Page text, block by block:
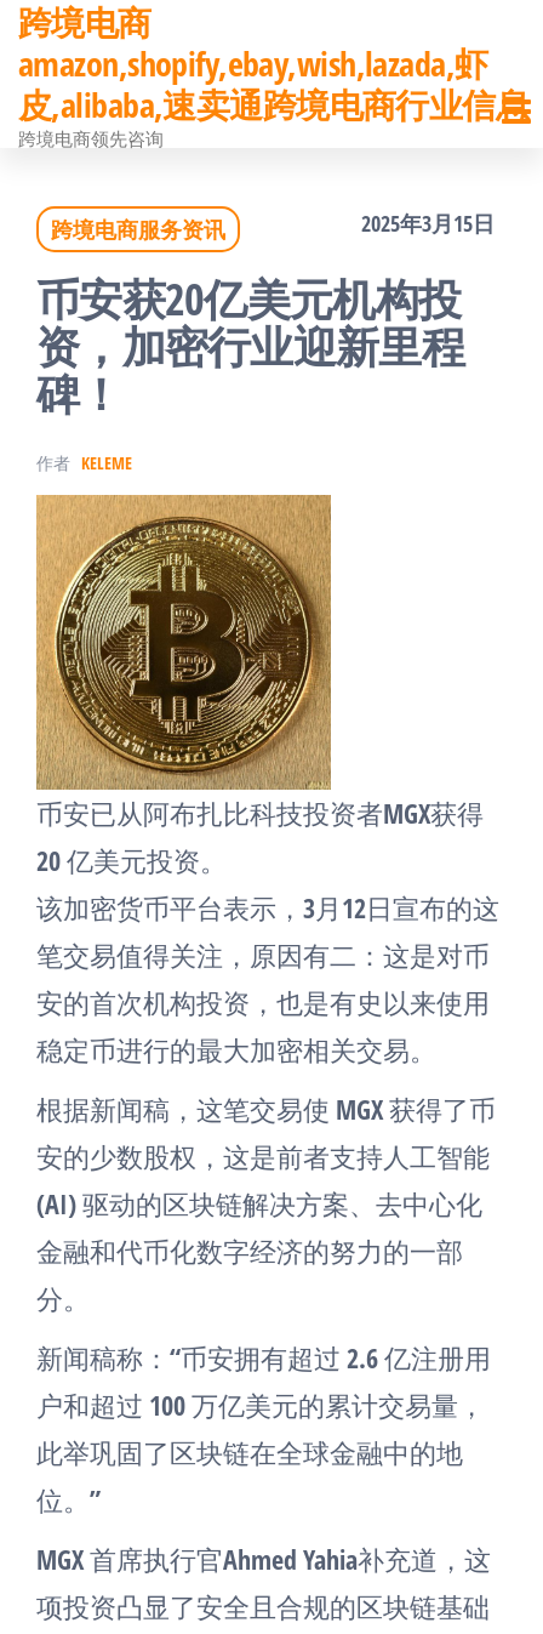
前
往
内
跨境电商
amazon,shopify,ebay,wish,lazada,虾
皮,alibaba,速卖通跨境电商行业信息
跨境电商领先咨询
跨境电商服务资讯 2025年3月15日
币安获20亿美元机构投
资，加密行业迎新里程
碑！
作者 KELEME
币安已从阿布扎比科技投资者MGX获得
20 亿美元投资。
该加密货币平台表示，3月12日宣布的这
笔交易值得关注，原因有二：这是对币
安的首次机构投资，也是有史以来使用
稳定币进行的最大加密相关交易。
根据新闻稿，这笔交易使 MGX 获得了币
安的少数股权，这是前者支持人工智能
(AI) 驱动的区块链解决方案、去中心化
金融和代币化数字经济的努力的一部
分。
新闻稿称：“币安拥有超过 2.6 亿注册用
户和超过 100 万亿美元的累计交易量，
此举巩固了区块链在全球金融中的地
位。”
MGX 首席执行官Ahmed Yahia补充道，这
项投资凸显了安全且合规的区块链基础